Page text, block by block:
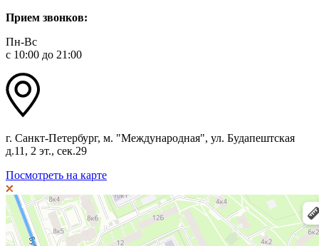
Прием звонков:
Пн-Вс
с 10:00 до 21:00
г. Санкт-Петербург, м. "Международная", ул. Будапештская
д.11, 2 эт., сек.29
Посмотреть на карте